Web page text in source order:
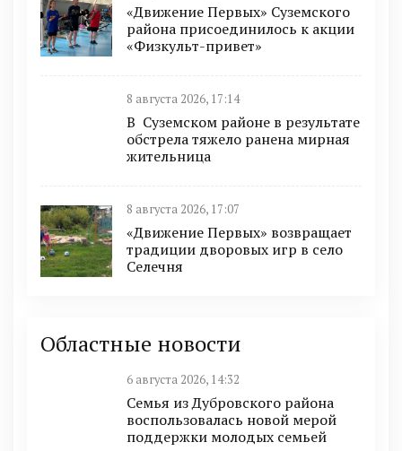
«Движение Первых» Суземского
района присоединилось к акции
«Физкульт-привет»
8 августа 2026, 17:14
В Суземском районе в результате
обстрела тяжело ранена мирная
жительница
8 августа 2026, 17:07
«Движение Первых» возвращает
традиции дворовых игр в село
Селечня
Областные новости
6 августа 2026, 14:32
Семья из Дубровского района
воспользовалась новой мерой
поддержки молодых семьей